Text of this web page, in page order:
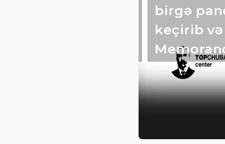
birgə
keçirib